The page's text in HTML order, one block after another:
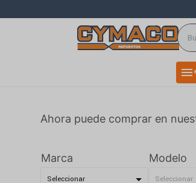
menu
Ahora puede comprar en
Marca Modelo
close
directions_car
smartphone